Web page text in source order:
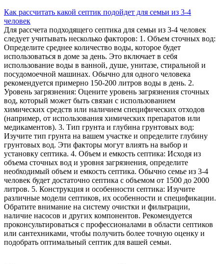
Как рассчитать какой септик подойдет для семьи из 3-4
человек
Для рассчета подходящего септика для семьи из 3-4 человек
следует учитывать несколько факторов: 1. Объем сточных вод:
Определите среднее количество воды, которое будет
использоваться в доме за день. Это включает в себя
использование воды в ванной, душе, унитазе, стиральной и
посудомоечной машинах. Обычно для одного человека
рекомендуется примерно 150-200 литров воды в день. 2.
Уровень загрязнения: Оцените уровень загрязнения сточных
вод, который может быть связан с использованием
химических средств или наличием специфических отходов
(например, от использования химических препаратов или
медикаментов). 3. Тип грунта и глубина грунтовых вод:
Изучите тип грунта на вашем участке и определите глубину
грунтовых вод. Эти факторы могут влиять на выбор и
установку септика. 4. Объем и емкость септика: Исходя из
объема сточных вод и уровня загрязнения, определите
необходимый объем и емкость септика. Обычно семье из 3-4
человек будет достаточно септика с объемом от 1500 до 2000
литров. 5. Конструкция и особенности септика: Изучите
различные модели септиков, их особенности и спецификации.
Обратите внимание на систему очистки и фильтрации,
наличие насосов и других компонентов. Рекомендуется
проконсультироваться с профессионалами в области септиков
или сантехниками, чтобы получить более точную оценку и
подобрать оптимальный септик для вашей семьи.